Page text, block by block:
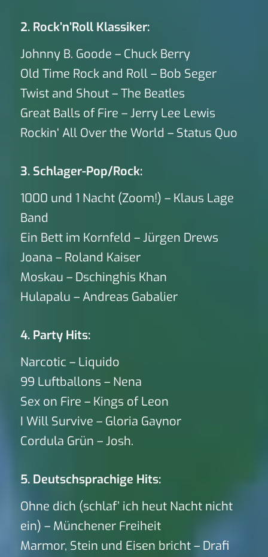
2. Rock’n’Roll Klassiker:
Johnny B. Goode – Chuck Berry
Old Time Rock and Roll – Bob Seger
Twist and Shout – The Beatles
Great Balls of Fire – Jerry Lee Lewis
Rockin‘ All Over the World – Status Quo
3. Schlager-Pop/Rock:
1000 und 1 Nacht (Zoom!) – Klaus Lage
Band
Ein Bett im Kornfeld – Jürgen Drews
Joana – Roland Kaiser
Moskau – Dschinghis Khan
Hulapalu – Andreas Gabalier
4. Party Hits:
Narcotic – Liquido
99 Luftballons – Nena
Sex on Fire – Kings of Leon
I Will Survive – Gloria Gaynor
Cordula Grün – Josh.
5. Deutschsprachige Hits:
Ohne dich (schlaf’ ich heut Nacht nicht
ein) – Münchener Freiheit
Marmor, Stein und Eisen bricht – Drafi